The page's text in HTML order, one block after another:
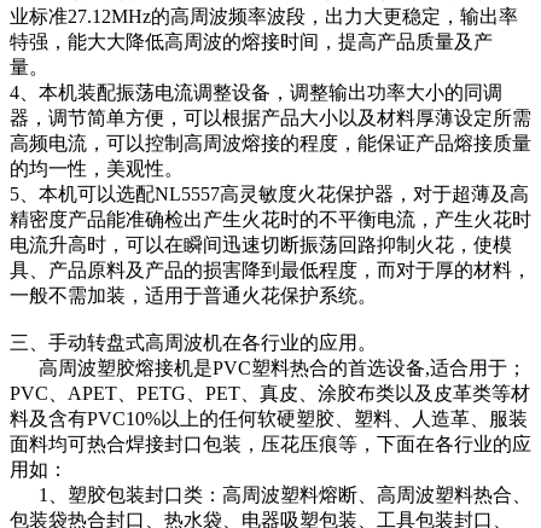
业标准27.12MHz的高周波频率波段，出力大更稳定，输出率
特强，能大大降低高周波的熔接时间，提高产品质量及产
量。
4、本机装配振荡电流调整设备，调整输出功率大小的同调
器，调节简单方便，可以根据产品大小以及材料厚薄设定所需
高频电流，可以控制高周波熔接的程度，能保证产品熔接质量
的均一性，美观性。
5、本机可以选配NL5557高灵敏度火花保护器，对于超薄及高
精密度产品能准确检出产生火花时的不平衡电流，产生火花时
电流升高时，可以在瞬间迅速切断振荡回路抑制火花，使模
具、产品原料及产品的损害降到最低程度，而对于厚的材料，
一般不需加装，适用于普通火花保护系统。
三、手动转盘式高周波机在各行业的应用。
高周波塑胶熔接机是PVC塑料热合的首选设备,适合用于；
PVC、APET、PETG、PET、真皮、涂胶布类以及皮革类等材
料及含有PVC10%以上的任何软硬塑胶、塑料、人造革、服装
面料均可热合焊接封口包装，压花压痕等，下面在各行业的应
用如：
1、塑胶包装封口类：高周波塑料熔断、高周波塑料热合、
包装袋热合封口、热水袋、电器吸塑包装、工具包装封口、